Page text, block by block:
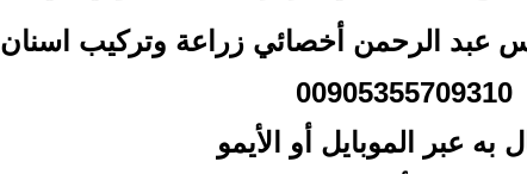
عبد الرحمن أخصائي زراعة وتركيب اسنان
00905355709310
به عبر الموبايل أو الأيمو